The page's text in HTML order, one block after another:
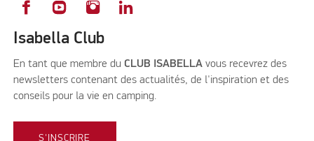
Isabella Club
En tant que membre du CLUB ISABELLA vous recevrez des
newsletters contenant des actualités, de l'inspiration et des
conseils pour la vie en camping.
S'INSCRIRE